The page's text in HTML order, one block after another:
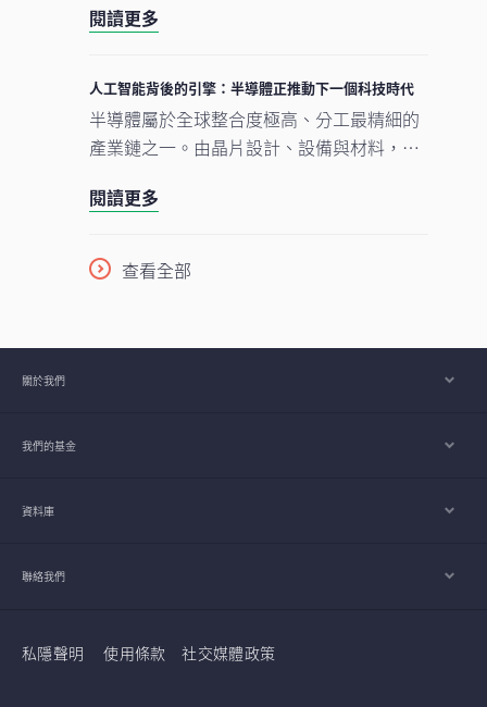
企業對晶片、數據中心及電網的大規模投
奠下基礎。在我們看來，市場討論焦點正愈
來愈由「人工智能採用能否延續」轉向「支
撐人工智能發展的關鍵基建如何落地與擴
建」。在這個發展進程中，亞洲看來正扮演
重要角色。
閱讀更多
人工智能背後的引擎：半導體正推動下一個科技時代
半導體屬於全球整合度極高、分工最精細的
產業鏈之一。由晶片設計、設備與材料，到
產流程，已橫跨多個大洲、涉及多個國家，
着半導體愈來愈成為一場不少人尚未準備就
緒的人工智能（AI）競賽之基石，理解此行
閱讀更多
查看全部
關於我們
我們的基金
資料庫
聯絡我們
私隱聲明 使用條款 社交媒體政策